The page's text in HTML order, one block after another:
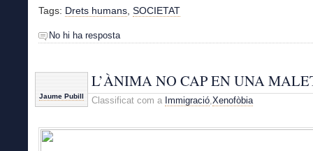
Tags: Drets humans SOCIETAT
No hi ha resposta
Jaume Pubill
L’ÀNIMA NO CAP EN UNA
Classificat com a Immigració,Xenofòbia